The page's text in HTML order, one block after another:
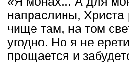
напраслины, Христа
чище там, на том
угодно. Но я не
прощается и